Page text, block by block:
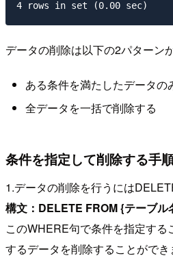
データの削除は以下の2パターン
ある条件を満たしたデータの
全データを一括で削除する
条件を指定して削除する手
1.データの削除を行うには
構文：DELETE FROM {テーブ
このWHERE句で条件を指定す
するデータを削除することができ